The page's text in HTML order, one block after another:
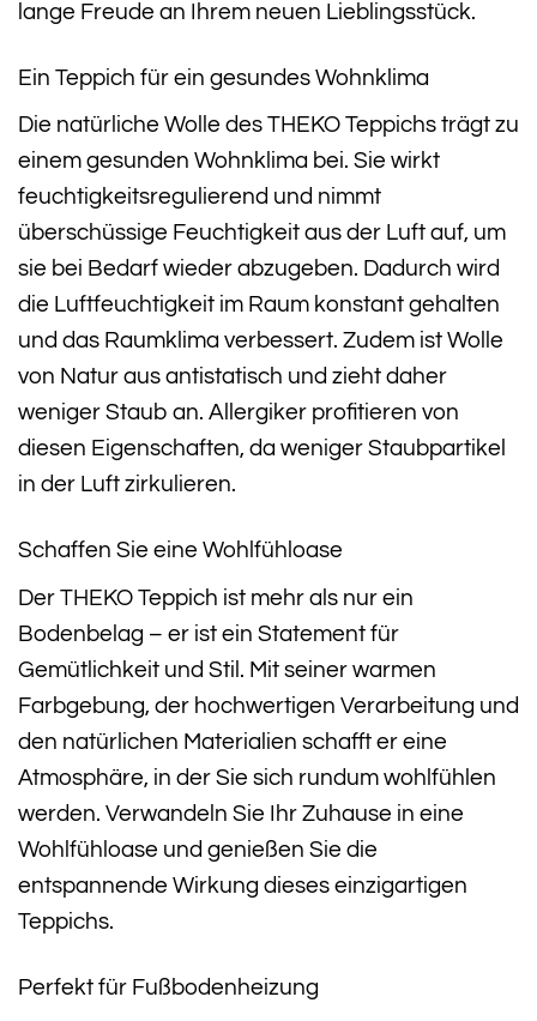
lange Freude an Ihrem neuen Lieblingsstück.
Ein Teppich für ein gesundes Wohnklima
Die natürliche Wolle des THEKO Teppichs trägt zu
einem gesunden Wohnklima bei. Sie wirkt
feuchtigkeitsregulierend und nimmt
überschüssige Feuchtigkeit aus der Luft auf, um
sie bei Bedarf wieder abzugeben. Dadurch wird
die Luftfeuchtigkeit im Raum konstant gehalten
und das Raumklima verbessert. Zudem ist Wolle
von Natur aus antistatisch und zieht daher
weniger Staub an. Allergiker profitieren von
diesen Eigenschaften, da weniger Staubpartikel
in der Luft zirkulieren.
Schaffen Sie eine Wohlfühloase
Der THEKO Teppich ist mehr als nur ein
Bodenbelag – er ist ein Statement für
Gemütlichkeit und Stil. Mit seiner warmen
Farbgebung, der hochwertigen Verarbeitung und
den natürlichen Materialien schafft er eine
Atmosphäre, in der Sie sich rundum wohlfühlen
werden. Verwandeln Sie Ihr Zuhause in eine
Wohlfühloase und genießen Sie die
entspannende Wirkung dieses einzigartigen
Teppichs.
Perfekt für Fußbodenheizung